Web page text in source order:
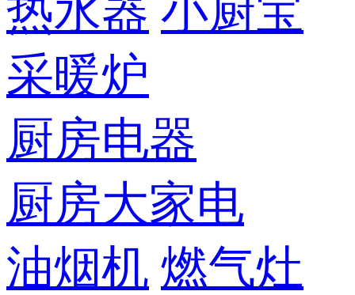
热水器 小厨宝
采暖炉
厨房电器
厨房大家电
油烟机 燃气灶